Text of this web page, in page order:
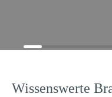
Wissenswerte